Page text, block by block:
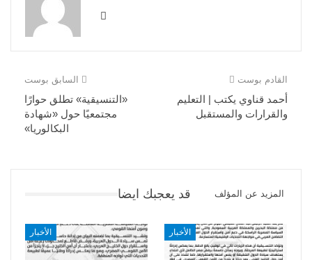
السابق بوست
«التنسيقية» تطلق حوارًا
مجتمعيًا حول «شهادة
البكالوريا»
القادم بوست
أحمد قناوي يكتب | التعليم
والقرارات والمستقبل
قد يعجبك ايضا المزيد عن المؤلف
الأخبار الأخبار